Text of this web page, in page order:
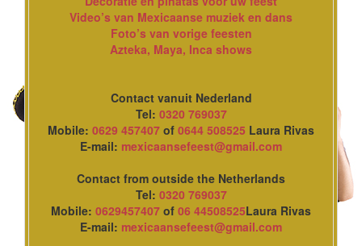
Video’s van Mexicaanse muziek en dans
Foto’s van vorige feesten
Azteka, Maya, Inca shows
Contact vanuit Nederland
Tel: 0320 769037
Mobile: 0629 457407 of 0644 508525 Laura Rivas
E-mail: mexicaansefeest@gmail.com
Contact from outside the Netherlands
Tel: 0320 769037
Mobile: 0629457407 of 06 44508525Laura Rivas
E-mail: mexicaansefeest@gmail.com